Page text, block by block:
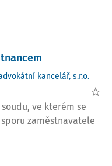
kancelář, s.r.o.
ve kterém se
zaměstnavatele